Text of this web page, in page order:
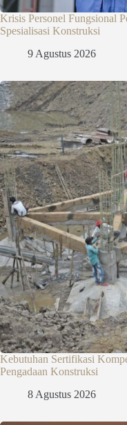
Krisis Personel Fungsional
Spesialisasi Konstruksi
9 Agustus 2026
Kebutuhan Sertifikasi
Pengadaan Konstruksi
8 Agustus 2026